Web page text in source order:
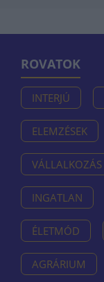
ROVATOK
INTERJÚ
ELEMZÉSEK
VÁLLALKOZÁS
INGATLAN
ÉLETMÓD
AGRÁRIUM